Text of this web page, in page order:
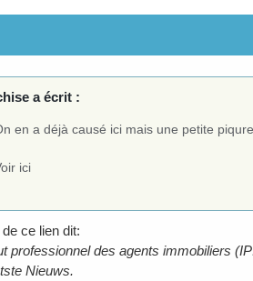
a écrit :
en a déjà causé ici mais une petite
ici
ce lien dit:
professionnel des agents immobiliers
Nieuws.